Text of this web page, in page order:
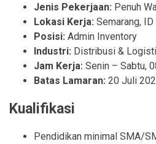
Jenis Pekerjaan: Penuh
Lokasi Kerja: Semarang, ID
Posisi: Admin Inventory
Industri: Distribusi &
Jam Kerja: Senin – Sabtu,
Batas Lamaran: 20 Juli
Kualifikasi
Pendidikan minimal SMA/